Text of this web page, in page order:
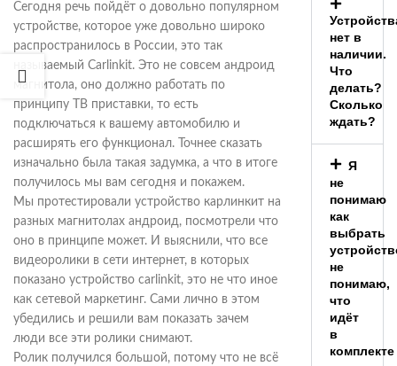
Сегодня речь пойдёт о довольно популярном
устройстве, которое уже довольно широко
распространилось в России, это так
называемый Carlinkit. Это не совсем андроид
магнитола, оно должно работать по
принципу ТВ приставки, то есть
подключаться к вашему автомобилю и
расширять его функционал. Точнее сказать
изначально была такая задумка, а что в итоге
получилось мы вам сегодня и покажем.
Мы протестировали устройство карлинкит на
разных магнитолах андроид, посмотрели что
оно в принципе может. И выяснили, что все
видеоролики в сети интернет, в которых
показано устройство carlinkit, это не что иное
как сетевой маркетинг. Сами лично в этом
убедились и решили вам показать зачем
люди все эти ролики снимают.
Ролик получился большой, потому что не всё
нет в
наличии.
Что
делать?
Сколько
ждать?
Я
не
понимаю
как
выбрать
не
понимаю,
что
идёт
в
комплекте